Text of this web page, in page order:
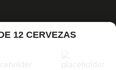
12 CERVEZAS